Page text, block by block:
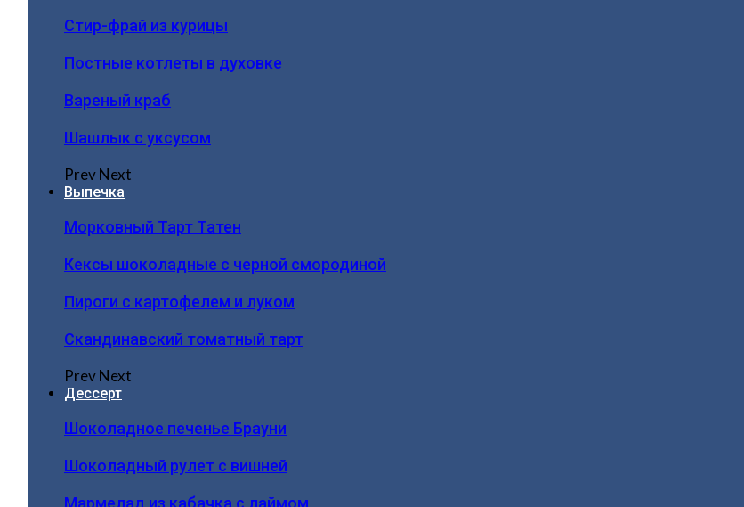
Стир-фрай из курицы
Постные котлеты в духовке
Вареный краб
Шашлык с уксусом
PrevNext
Выпечка
Морковный Тарт Татен
Кексы шоколадные с черной смородиной
Пироги c картофелем и луком
Скандинавский томатный тарт
PrevNext
Дессерт
Шоколадное печенье Брауни
Шоколадный рулет с вишней
Мармелад из кабачка с лаймом